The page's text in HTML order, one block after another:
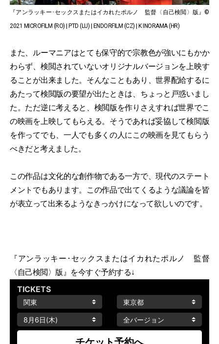
『アンラッキー･セックスまたはイカれたポルノ 監督〈自己検閲〉版』©
2021 MICROFILM (RO) | PTD (LU) | ENDORFILM (CZ) | K INORAMA (HR)
また、ルーマニアはとても保守的で宗教色が強いにもかか
わらず、検閲されていないオリジナルバージョンを上映す
ることが出来ました。そんなこともあり、世界配給するに
あたって検閲版の要望が出たときは、ちょっと戸惑いまし
た。ただ逆に考えると、検閲版を作りさえすれば世界でこ
の映画を上映してもらえる。そうであれば妥協して検閲版
を作ってでも、一人でも多くの人にこの映画を見てもらう
べきだと考えました。
この作品は文化的な創作物である一方で、現代のステート
メントでもあります。この作品で出てくるような議論を皆
が表立って出来るようなきっかけになって欲しいのです。
『アンラッキー･セックスまたはイカれたポルノ 監督
〈自己検閲〉版』を今すぐ予約する↓